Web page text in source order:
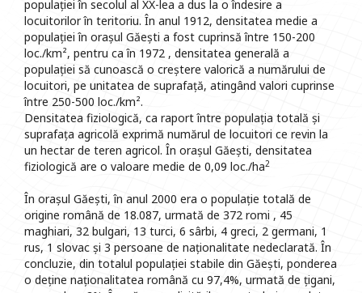
populației în secolul al XX-lea a dus la o îndesire a
locuitorilor în teritoriu. În anul 1912, densitatea medie a
populației în orașul Găești a fost cuprinsă între 150-200
loc./km², pentru ca în 1972 , densitatea generală a
populației să cunoască o creștere valorică a numărului de
locuitori, pe unitatea de suprafață, atingând valori cuprinse
între 250-500 loc./km².
Densitatea fiziologică, ca raport între populația totală și
suprafața agricolă exprimă numărul de locuitori ce revin la
un hectar de teren agricol. În orașul Găești, densitatea
fiziologică are o valoare medie de 0,09 loc./ha2
În orașul Găești, în anul 2000 era o populație totală de
origine română de 18.087, urmată de 372 romi , 45
maghiari, 32 bulgari, 13 turci, 6 sârbi, 4 greci, 2 germani, 1
rus, 1 slovac și 3 persoane de naționalitate nedeclarată. În
concluzie, din totalul populației stabile din Găești, ponderea
o deține naționalitatea română cu 97,4%, urmată de țigani,